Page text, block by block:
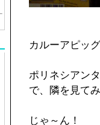
カルーアピッ
ポリネシアン
で、隣を見て
じゃ～ん！